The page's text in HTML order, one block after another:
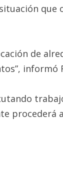
que
de
informó
procederá